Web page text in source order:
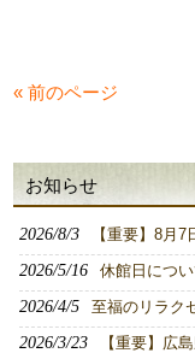
« 前のページ
お知らせ
2026/8/3 【重要】8月
2026/5/16 休館日につ
2026/4/5 至福のリラ
2026/3/23 【重要】広